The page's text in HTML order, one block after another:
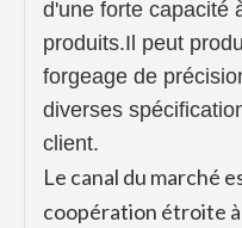
d'une forte capacité
produits.Il peut
forgeage de
diverses
client.
Le canal du marché
coopération étroite